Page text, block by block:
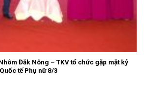
Đắk Nông – TKV tổ chức gặp mặt kỷ
tế Phụ nữ 8/3